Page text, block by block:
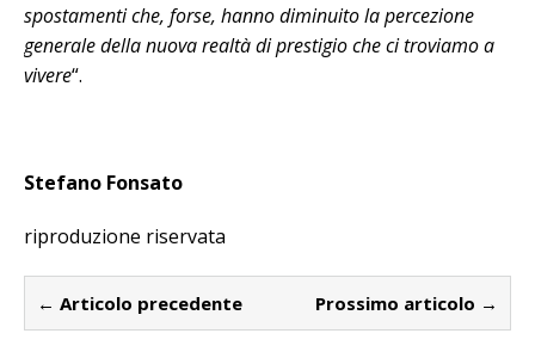
spostamenti che, forse, hanno diminuito la percezione
generale della nuova realtà di prestigio che ci troviamo a
vivere“.
Stefano Fonsato
riproduzione riservata
← Articolo precedente Prossimo articolo →